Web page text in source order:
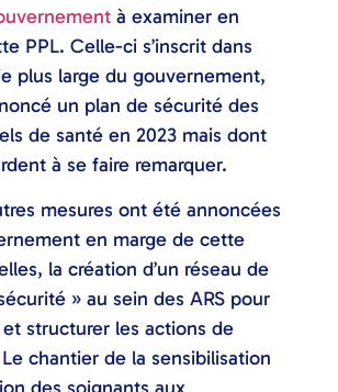
à examiner en
PPL. Celle-ci s’inscrit dans
plus large du gouvernement,
un plan de sécurité des
de santé en 2023 mais dont
à se faire remarquer.
mesures ont été annoncées
en marge de cette
la création d’un réseau de
» au sein des ARS pour
structurer les actions de
chantier de la sensibilisation